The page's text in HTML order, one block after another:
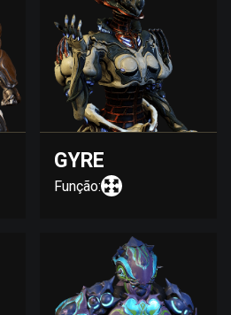
GYRE
Função: